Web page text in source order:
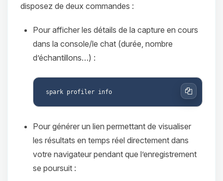
disposez de deux commandes :
Pour afficher les détails de la capture en cours
dans la console/le chat (durée, nombre
d’échantillons…) :
Copier
Pour générer un lien permettant de visualiser
les résultats en temps réel directement dans
votre navigateur pendant que l’enregistrement
se poursuit :